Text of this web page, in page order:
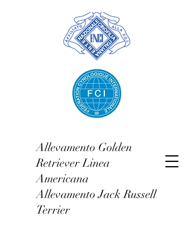
Allevamento Golden
Retriever Linea
Americana
Allevamento Jack Russell
Terrier